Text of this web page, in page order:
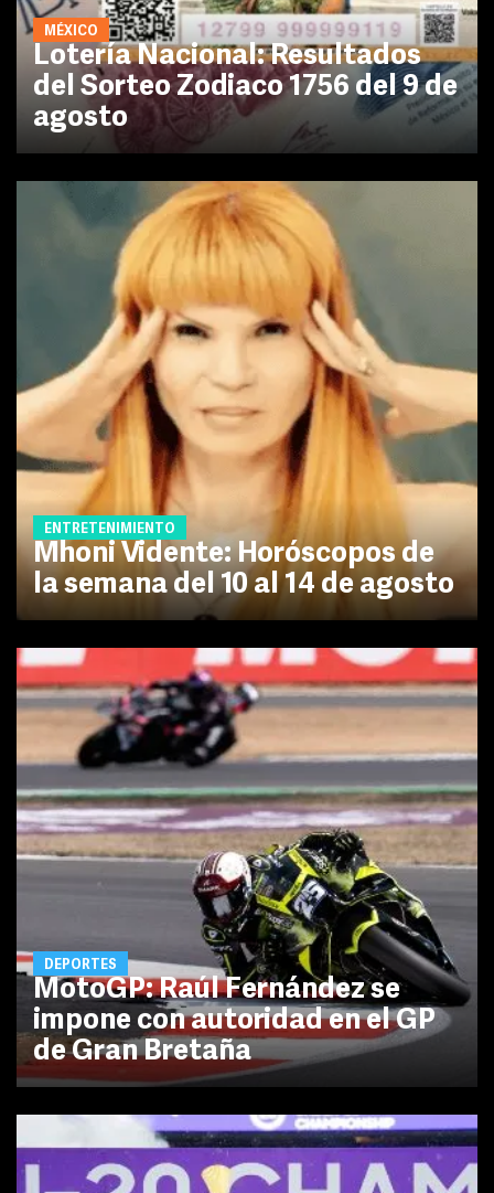
MÉXICO
Lotería Nacional: Resultados
del Sorteo Zodiaco 1756 del 9 de
agosto
ENTRETENIMIENTO
Mhoni Vidente: Horóscopos de
la semana del 10 al 14 de agosto
DEPORTES
MotoGP: Raúl Fernández se
impone con autoridad en el GP
de Gran Bretaña